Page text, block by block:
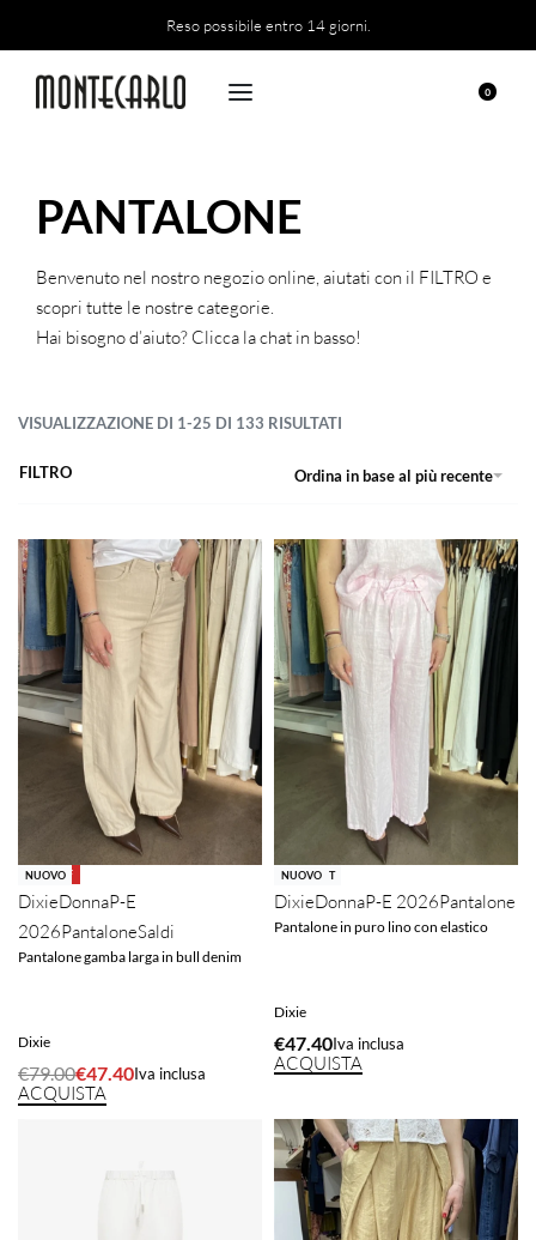
Reso possibile entro 14 giorni.
0
PANTALONE
Benvenuto nel nostro negozio online, aiutati con il FILTRO e
scopri tutte le nostre categorie.
Hai bisogno d’aiuto? Clicca la chat in basso!
VISUALIZZAZIONE DI 1-25 DI 133 RISULTATI
Ordina in base al più recente
FILTRO
-40% OFF
NUOVO
DixieDonnaP-E
2026PantaloneSaldi
Pantalone gamba larga in bull denim
Dixie
€79.00€47.40Iva inclusa
ACQUISTA
SOLD OUT
NUOVO
DixieDonnaP-E 2026Pantalone
Pantalone in puro lino con elastico
Dixie
€47.40Iva inclusa
ACQUISTA